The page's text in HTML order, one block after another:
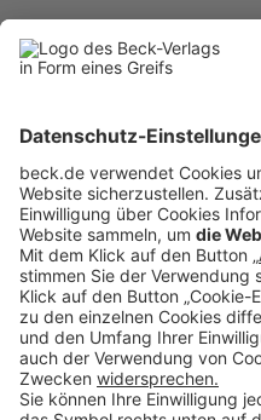
1 2 3 4 5 6 7 8 9 10
Anzeigen